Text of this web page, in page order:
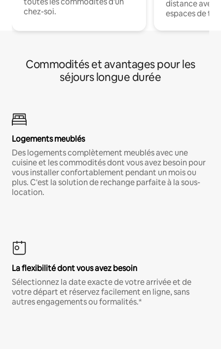
chez-soi.
distance avec
espaces de
Commodités et avantages pour les
séjours longue durée
Logements meublés
Des logements complètement meublés avec une
cuisine et les commodités dont vous avez besoin pour
vous installer confortablement pendant un mois ou
plus. C'est la solution de rechange parfaite à la sous-
location.
La flexibilité dont vous avez besoin
Sélectionnez la date exacte de votre arrivée et de
votre départ et réservez facilement en ligne, sans
autres engagements ou formalités.*